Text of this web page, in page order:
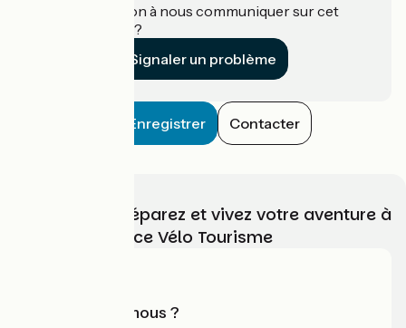
Une information à nous communiquer sur cet
établissement ?
Signaler un problème
Enregistrer Contacter
Choisissez, préparez et vivez votre aventure à
vélo avec France Vélo Tourisme
Qui sommes-nous ?